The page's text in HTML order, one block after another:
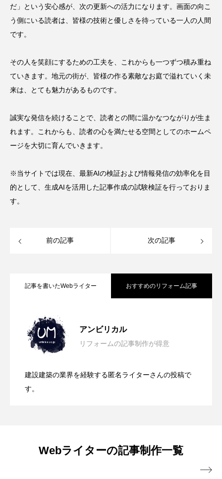
だ」という安心感が、次の更新への活力になります。画面の向こ
う側にいる読者は、皆様の技術と優しさを待っている一人の人間
です。
その人を笑顔にするための工夫を、これからも一つずつ積み重ね
ていきます。地元の街が、皆様の作る素敵なお庭で溢れていく未
来は、とても魅力があるものです。
誠実な発信を続けることで、読者との間に温かなつながりが生ま
れます。これからも、読者の心を満たせる空間としてのホームペ
ージを大切に育んでいきます。
※当サイトでは現在、最新AIの検証および情報発信の効率化を目
的として、生成AIを活用した記事作成の試験検証を行っておりま
す。
前の記事 次の記事
記事を書いたWebライター おすすめのリフォーム記事
アンビリカル
リフォームの記事制作が得意
建設建築の業界を経験する匿名ライターさんの投稿で
す。
2026.04.18
ながる方法
2026.04.18
効率よりも「企業の安心」を。リフォー
2026.04.16
Webライターの記事制作一覧
